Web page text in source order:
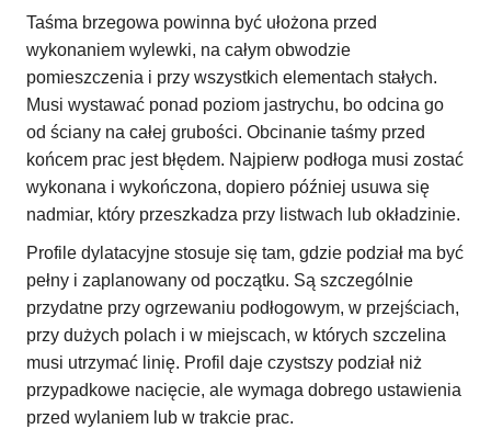
Taśma brzegowa powinna być ułożona przed
wykonaniem wylewki, na całym obwodzie
pomieszczenia i przy wszystkich elementach stałych.
Musi wystawać ponad poziom jastrychu, bo odcina go
od ściany na całej grubości. Obcinanie taśmy przed
końcem prac jest błędem. Najpierw podłoga musi zostać
wykonana i wykończona, dopiero później usuwa się
nadmiar, który przeszkadza przy listwach lub okładzinie.
Profile dylatacyjne stosuje się tam, gdzie podział ma być
pełny i zaplanowany od początku. Są szczególnie
przydatne przy ogrzewaniu podłogowym, w przejściach,
przy dużych polach i w miejscach, w których szczelina
musi utrzymać linię. Profil daje czystszy podział niż
przypadkowe nacięcie, ale wymaga dobrego ustawienia
przed wylaniem lub w trakcie prac.